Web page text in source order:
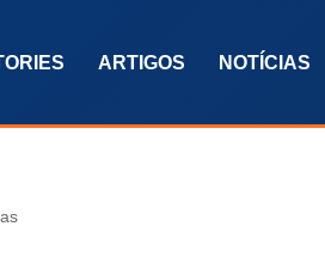
ARTIGOS NOTÍCIAS